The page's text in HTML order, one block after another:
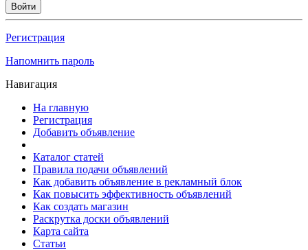
Войти
Регистрация
Напомнить пароль
Навигация
На главную
Регистрация
Добавить объявление
Каталог статей
Правила подачи объявлений
Как добавить объявление в рекламный блок
Как повысить эффективность объявлений
Как создать магазин
Раскрутка доски объявлений
Карта сайта
Статьи